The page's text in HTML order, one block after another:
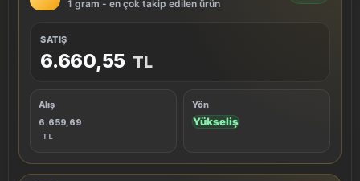
1 gram - en çok takip edilen ürün
SATIŞ
6.660,55 TL
Alış
6.659,69
TL
Yön
Yükseliş